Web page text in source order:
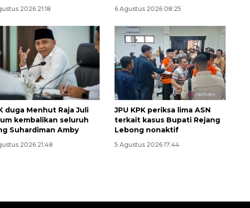
2026 21:18 6 Agustus 2026 08:25
duga Menhut Raja Juli
kembalikan seluruh
Suhardiman Amby
2026 21:48
JPU KPK periksa lima ASN
terkait kasus Bupati Rejang
Lebong nonaktif
5 Agustus 2026 17:44